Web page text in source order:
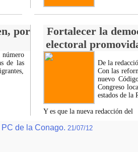
por
Fortalecer la
electoral
número
de las
De la
Con las
nuevo
Congreso
estados de la
Y es que la nueva redacción del
de la Conago. 21/07/12